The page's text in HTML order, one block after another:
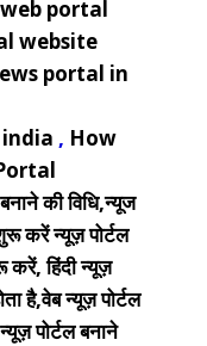
portal
website
portal in
, How
की विधि,न्यूज
करें न्यूज़ पोर्टल
हिंदी न्यूज़
है,वेब न्यूज़ पोर्टल
पोर्टल बनाने